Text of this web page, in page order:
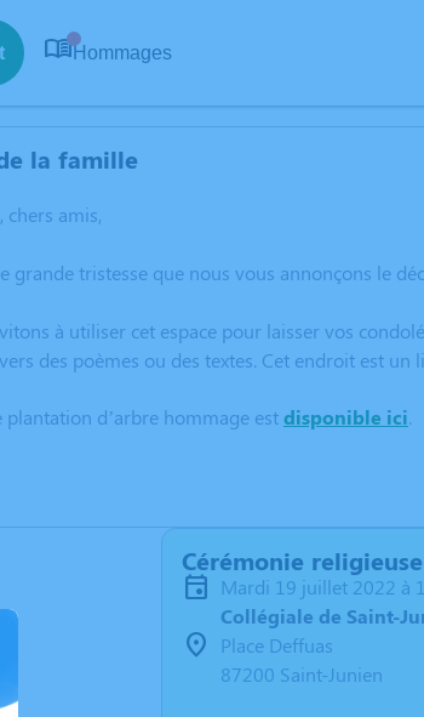
Hommages
la famille
chers amis,
grande tristesse que nous vous annonçons le
à utiliser cet espace pour laisser vos
des poèmes ou des textes. Cet endroit est
plantation d’arbre hommage estdisponible ici.
Cérémonie religieuse
mardi 19 juillet 2022 à
Collégiale de Saint-
Place Deffuas
87200 Saint-Junien